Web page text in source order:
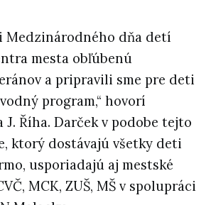
Medzinárodného dňa detí
mesta obľúbenú
a pripravili sme pre deti
program,“ hovorí
J. Říha. Darček v podobe tejto
ktorý dostávajú všetky deti
usporiadajú aj mestské
Č, MCK, ZUŠ, MŠ v spolupráci